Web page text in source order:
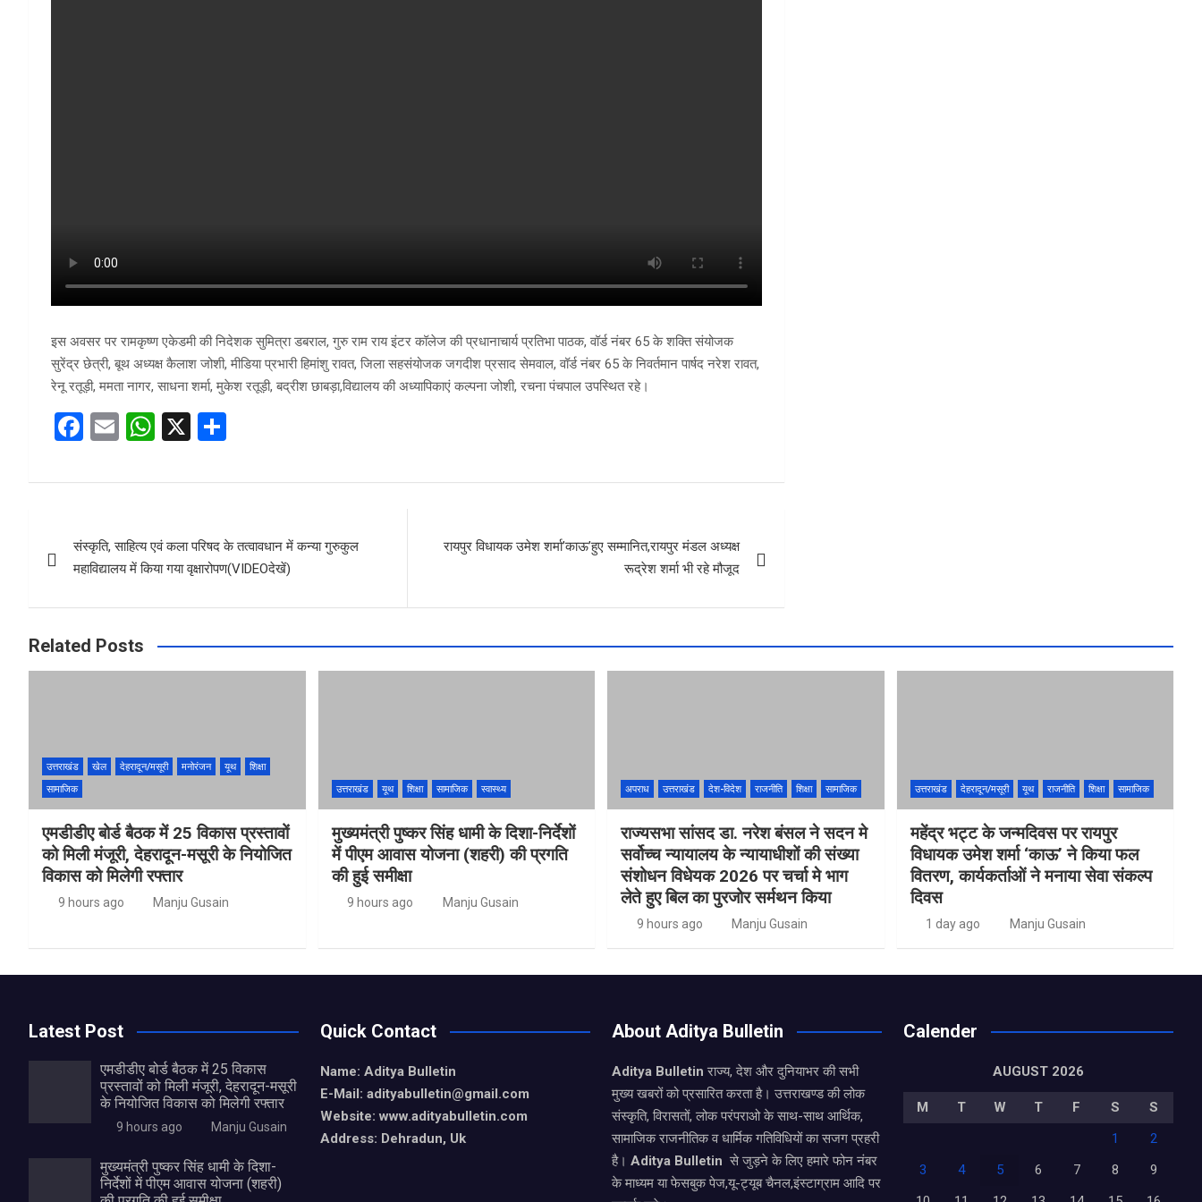
इस अवसर पर रामकृष्ण एकेडमी की निदेशक सुमित्रा डबराल, गुरु राम राय इंटर कॉलेज की प्रधानाचार्य प्रतिभा पाठक, वॉर्ड नंबर 65 के शक्ति संयोजक
सुरेंद्र छेत्री, बूथ अध्यक्ष कैलाश जोशी, मीडिया प्रभारी हिमांशु रावत, जिला सहसंयोजक जगदीश प्रसाद सेमवाल, वॉर्ड नंबर 65 के निवर्तमान पार्षद नरेश रावत,
रेनू रतूड़ी, ममता नागर, साधना शर्मा, मुकेश रतूड़ी, बद्रीश छाबड़ा,विद्यालय की अध्यापिकाएं कल्पना जोशी, रचना पंचपाल उपस्थित रहे।
F
ce
o
o
k
E
ail
W
at
A
p
p
X
ar
navigation
संस्कृति, साहित्य एवं कला परिषद के तत्वावधान में कन्या गुरुकुल
महाविद्यालय में किया गया वृक्षारोपण(VIDEOदेखें)
रायपुर विधायक उमेश शर्मा’काऊ’हुए सम्मानित,रायपुर मंडल अध्यक्ष
रूद्रेश शर्मा भी रहे मौजूद
Related Posts
उत्तराखंड खेल देहरादून/मसूरी मनोरंजन यूथ
शिक्षा
सामाजिक
एमडीडीए बोर्ड बैठक में 25 विकास प्रस्तावों
को मिली मंजूरी, देहरादून-मसूरी के नियोजित
विकास को मिलेगी रफ्तार
9 hours ago Manju Gusain
उत्तराखंड यूथ शिक्षा सामाजिक स्वास्थ्य
मुख्यमंत्री पुष्कर सिंह धामी के दिशा-निर्देशों
में पीएम आवास योजना (शहरी) की प्रगति
की हुई समीक्षा
9 hours ago Manju Gusain
अपराध उत्तराखंड देश-विदेश राजनीति शिक्षा सामाजिक
राज्यसभा सांसद डा. नरेश बंसल ने सदन मे
सर्वोच्च न्यायालय के न्यायाधीशों की संख्या
संशोधन विधेयक 2026 पर चर्चा मे भाग
लेते हुए बिल का पुरजोर सर्मथन किया
9 hours ago Manju Gusain
उत्तराखंड देहरादून/मसूरी यूथ राजनीति शिक्षा सामाजिक
महेंद्र भट्ट के जन्मदिवस पर रायपुर
विधायक उमेश शर्मा ‘काऊ’ ने किया फल
वितरण, कार्यकर्ताओं ने मनाया सेवा संकल्प
दिवस
1 day ago Manju Gusain
Latest Post
एमडीडीए बोर्ड बैठक में 25 विकास
प्रस्तावों को मिली मंजूरी, देहरादून-मसूरी
के नियोजित विकास को मिलेगी रफ्तार
9 hours ago Manju Gusain
मुख्यमंत्री पुष्कर सिंह धामी के दिशा-
निर्देशों में पीएम आवास योजना (शहरी)
Quick Contact
Name: Aditya Bulletin
E-Mail: adityabulletin@gmail.com
Website: www.adityabulletin.com
Address: Dehradun, Uk
About Aditya Bulletin
Aditya Bulletinराज्य, देश और दुनियाभर की सभी
मुख्य खबरों को प्रसारित करता है। उत्तराखण्ड की लोक
संस्कृति, विरासतों, लोक परंपराओ के साथ-साथ आर्थिक,
सामाजिक राजनीतिक व धार्मिक गतिविधियों का सजग प्रहरी
है। Aditya Bulletin से जुड़ने के लिए हमारे फोन नंबर
के माध्यम या फेसबुक पेज,यू-ट्यूब चैनल,इंस्टाग्राम आदि पर
Calender
AUGUST 2026
M T W T F S
S
1
2
3
4 5 6 7 8
9